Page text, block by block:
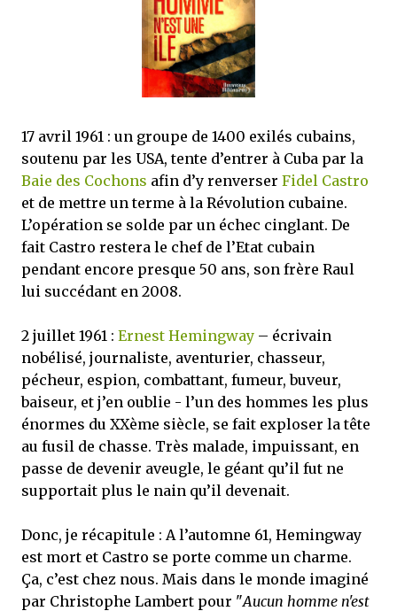
mettre sous tous les yeux. C'est cela...
17 avril 1961 : un groupe de 1400 exilés cubains,
soutenu par les USA, tente d’entrer à Cuba par la
Baie des Cochons afin d’y renverser Fidel Castro
et de mettre un terme à la Révolution cubaine.
L’opération se solde par un échec cinglant. De
fait Castro restera le chef de l’Etat cubain
pendant encore presque 50 ans, son frère Raul
lui succédant en 2008.
2 juillet 1961 : Ernest Hemingway – écrivain
nobélisé, journaliste, aventurier, chasseur,
pécheur, espion, combattant, fumeur, buveur,
baiseur, et j’en oublie - l’un des hommes les plus
énormes du XXème siècle, se fait exploser la tête
au fusil de chasse. Très malade, impuissant, en
passe de devenir aveugle, le géant qu’il fut ne
supportait plus le nain qu’il devenait.
Donc, je récapitule : A l’automne 61, Hemingway
est mort et Castro se porte comme un charme.
Ça, c’est chez nous. Mais dans le monde imaginé
par Christophe Lambert pour "Aucun homme n'est